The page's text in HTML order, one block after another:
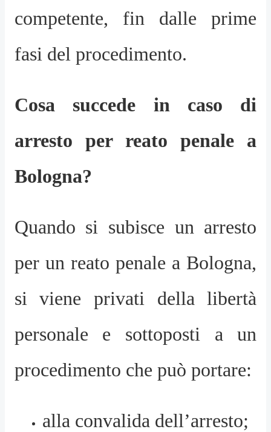
competente, fin dalle prime
fasi del procedimento.
Cosa succede in caso di
arresto per reato penale a
Bologna?
Quando si subisce un arresto
per un reato penale a Bologna,
si viene privati della libertà
personale e sottoposti a un
procedimento che può portare:
alla convalida dell’arresto;